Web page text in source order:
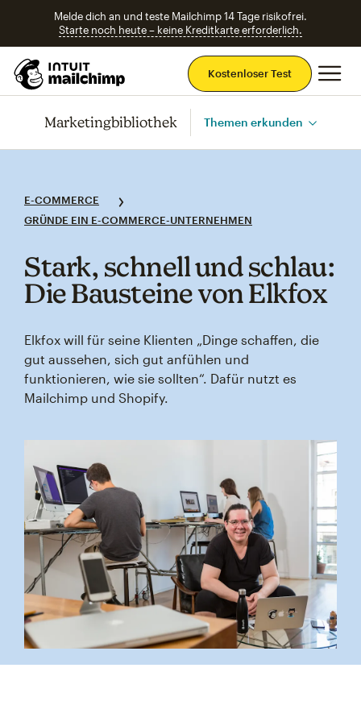
Melde dich an und teste Mailchimp 14 Tage risikofrei.
Starte noch heute – keine Kreditkarte erforderlich.
Kostenloser Test
Marketingbibliothek Themen erkunden
E-COMMERCE
GRÜNDE EIN E-COMMERCE-UNTERNEHMEN
Stark, schnell und schlau:
Die Bausteine von Elkfox
Elkfox will für seine Klienten „Dinge schaffen, die
gut aussehen, sich gut anfühlen und
funktionieren, wie sie sollten“. Dafür nutzt es
Mailchimp und Shopify.